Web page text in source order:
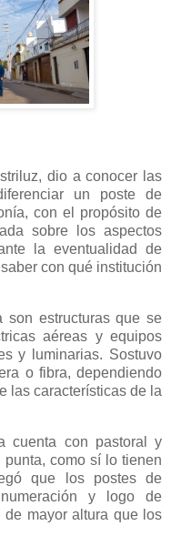
dio a conocer las
un poste de
con el propósito de
sobre los aspectos
la eventualidad de
con qué institución
son estructuras que se
aéreas y equipos
y luminarias. Sostuvo
o fibra, dependiendo
las características de la
cuenta con pastoral y
punta, como sí lo tienen
que los postes de
y logo de
mayor altura que los